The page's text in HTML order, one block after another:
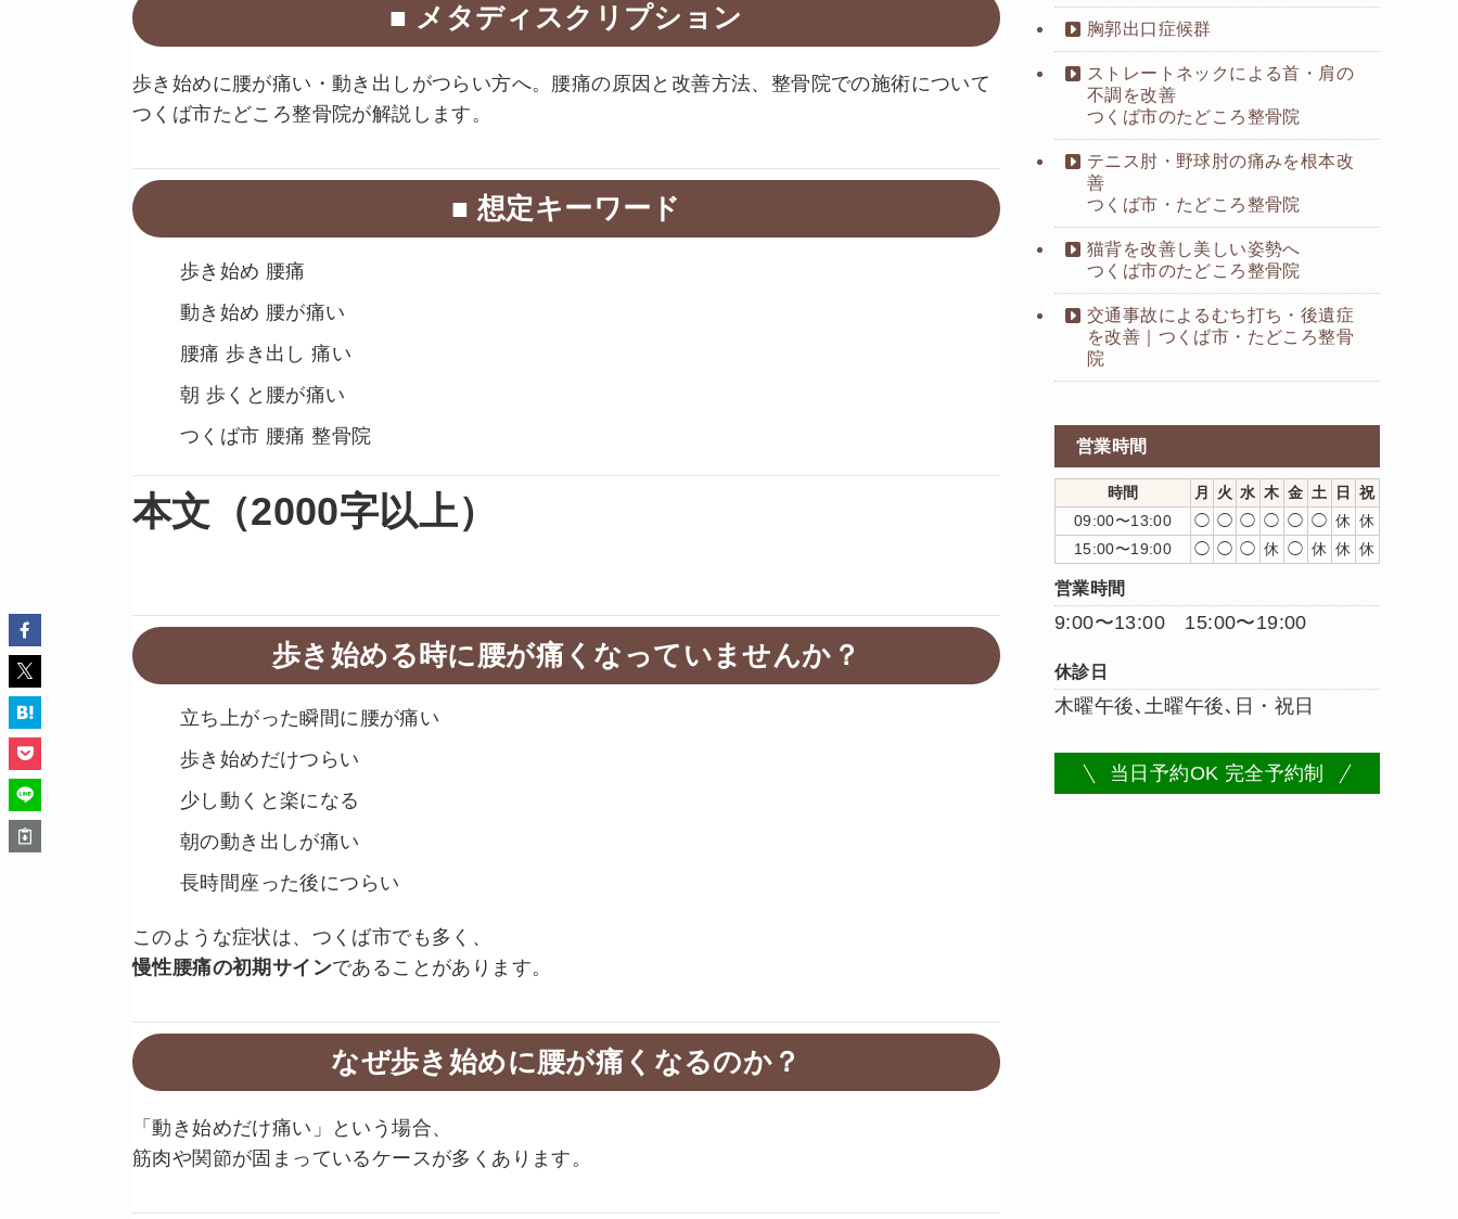
■ メタディスクリプション
歩き始めに腰が痛い・動き出しがつらい方へ。腰痛の原因と改善方法、整骨院での施術について
つくば市たどころ整骨院が解説します。
■ 想定キーワード
歩き始め 腰痛
動き始め 腰が痛い
腰痛 歩き出し 痛い
朝 歩くと腰が痛い
つくば市 腰痛 整骨院
本文（2000字以上）
歩き始める時に腰が痛くなっていませんか？
立ち上がった瞬間に腰が痛い
歩き始めだけつらい
少し動くと楽になる
朝の動き出しが痛い
長時間座った後につらい
このような症状は、つくば市でも多く、
慢性腰痛の初期サインであることがあります。
なぜ歩き始めに腰が痛くなるのか？
「動き始めだけ痛い」という場合、
筋肉や関節が固まっているケースが多くあります。
胸郭出口症候群
ストレートネックによる首・肩の
不調を改善
つくば市のたどころ整骨院
テニス肘・野球肘の痛みを根本改
善
つくば市・たどころ整骨院
猫背を改善し美しい姿勢へ
つくば市のたどころ整骨院
交通事故によるむち打ち・後遺症
を改善｜つくば市・たどころ整骨
院
営業時間
時間 月 火 水 木 金 土 日
祝
09:00〜13:00
◯ ◯ ◯ ◯ ◯ ◯ 休 休
15:00〜19:00
◯ ◯ ◯ 休 ◯ 休 休 休
営業時間
9:00〜13:00 15:00〜19:00
休診日
木曜午後､土曜午後､日・祝日
当日予約OK 完全予約制